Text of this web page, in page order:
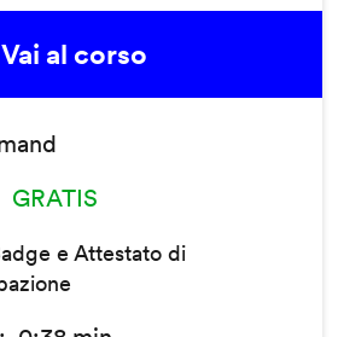
Vai al corso
GRATIS
e Attestato di